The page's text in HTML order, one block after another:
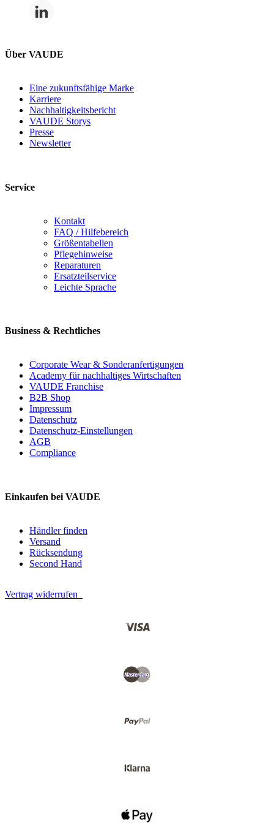
Über VAUDE
Eine zukunftsfähige Marke
Karriere
Nachhaltigkeitsbericht
VAUDE Storys
Presse
Newsletter
Service
Kontakt
FAQ / Hilfebereich
Größentabellen
Pflegehinweise
Reparaturen
Ersatzteilservice
Leichte Sprache
Business & Rechtliches
Corporate Wear & Sonderanfertigungen
Academy für nachhaltiges Wirtschaften
VAUDE Franchise
B2B Shop
Impressum
Datenschutz
Datenschutz-Einstellungen
AGB
Compliance
Einkaufen bei VAUDE
Händler finden
Versand
Rücksendung
Second Hand
Vertrag widerrufen